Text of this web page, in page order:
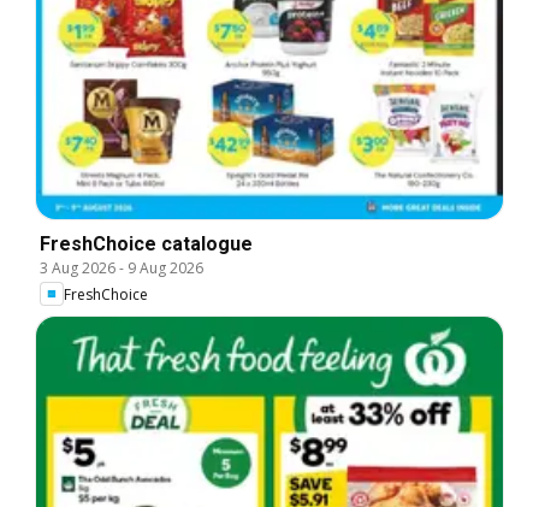
FreshChoice catalogue
3 Aug 2026- 9 Aug 2026
FreshChoice